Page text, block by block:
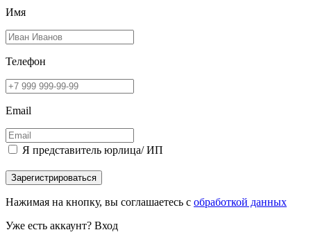
Имя
Телефон
Email
Я представитель юрлица/ ИП
Зарегистрироваться
Нажимая на кнопку, вы соглашаетесь с обработкой данных
Уже есть аккаунт? Вход